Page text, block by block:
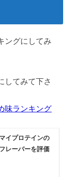
ングにしてみ
してみて下さ
味ランキング
イプロテインの
レーバーを評価